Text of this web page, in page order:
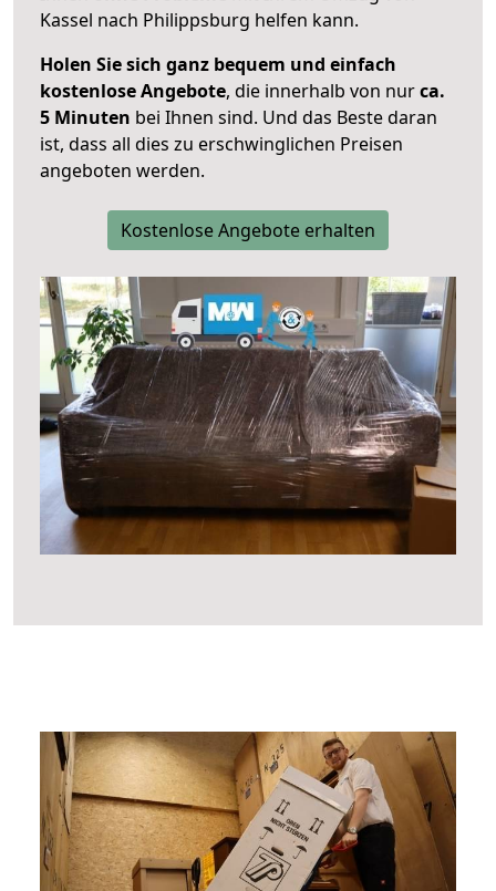
Kassel nach Philippsburg helfen kann.
Holen Sie sich ganz bequem und einfach
kostenlose Angebote, die innerhalb von nurca.
5 Minuten bei Ihnen sind. Und das Beste daran
ist, dass all dies zu erschwinglichen Preisen
angeboten werden.
Kostenlose Angebote erhalten